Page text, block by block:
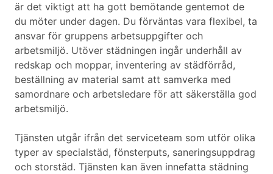
är det viktigt att ha gott bemötande gentemot de
du möter under dagen. Du förväntas vara flexibel, ta
ansvar för gruppens arbetsuppgifter och
arbetsmiljö. Utöver städningen ingår underhåll av
redskap och moppar, inventering av städförråd,
beställning av material samt att samverka med
samordnare och arbetsledare för att säkerställa god
arbetsmiljö.
Tjänsten utgår ifrån det serviceteam som utför olika
typer av specialstäd, fönsterputs, saneringsuppdrag
och storstäd. Tjänsten kan även innefatta städning